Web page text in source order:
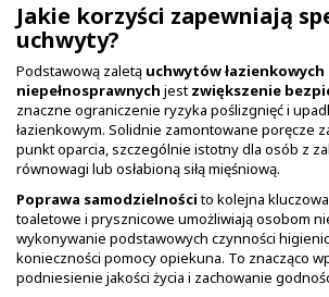
Jakie korzyści zapewniają
uchwyty?
Podstawową zaletą uchwytów łazienkowych
niepełnosprawnych jest zwiększenie
znaczne ograniczenie ryzyka poślizgnięć i
łazienkowym. Solidnie zamontowane poręcze
punkt oparcia, szczególnie istotny dla osób z
równowagi lub osłabioną siłą mięśniową.
Poprawa samodzielnościto kolejna
toaletowe i prysznicowe umożliwiają osobom
wykonywanie podstawowych czynności
konieczności pomocy opiekuna. To znacząco
podniesienie jakości życia i zachowanie